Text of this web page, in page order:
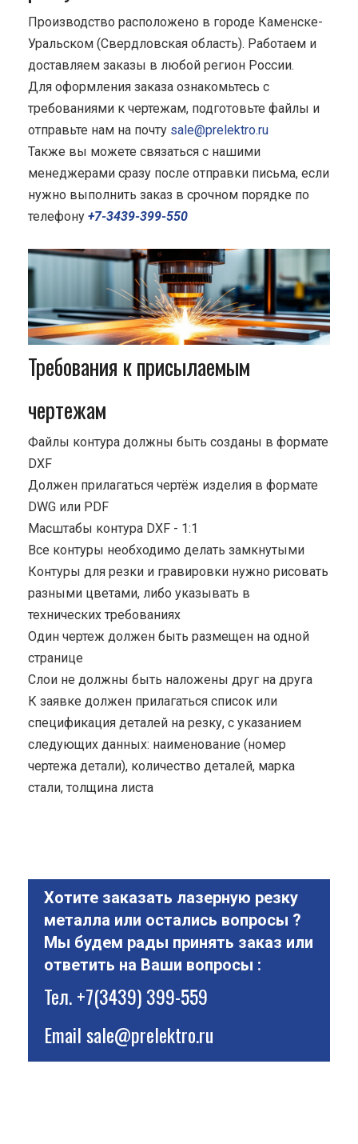
Производство расположено в городе Каменске-
Уральском (Свердловская область). Работаем и
доставляем заказы в любой регион России.
Для оформления заказа ознакомьтесь с
требованиями к чертежам, подготовьте файлы и
отправьте нам на почту sale@prelektro.ru
Также вы можете связаться с нашими
менеджерами сразу после отправки письма, если
нужно выполнить заказ в срочном порядке по
телефону +7-3439-399-550
Требования к присылаемым
чертежам
Файлы контура должны быть созданы в формате
DXF
Должен прилагаться чертёж изделия в формате
DWG или PDF
Масштабы контура DXF - 1:1
Все контуры необходимо делать замкнутыми
Контуры для резки и гравировки нужно рисовать
разными цветами, либо указывать в
технических требованиях
Один чертеж должен быть размещен на одной
странице
Cлои не должны быть наложены друг на друга
К заявке должен прилагаться список или
спецификация деталей на резку, с указанием
следующих данных: наименование (номер
чертежа детали), количество деталей, марка
стали, толщина листа
Хотите заказать лазерную резку
металла или остались вопросы ?
Мы будем рады принять заказ или
ответить на Ваши вопросы :
Тел.+7(3439) 399-559
Emailsale@prelektro.ru